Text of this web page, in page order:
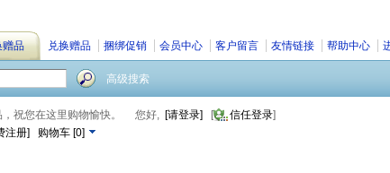
赠品 兑换赠品 捆绑促销 会员中心 客户留言 友情链接 帮助中心
高级搜索
，祝您在这里购物愉快。 您好, [请登录] [ 信任登录]
注册]
购物车[0]